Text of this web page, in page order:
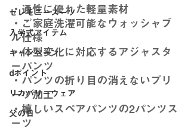
セレモニースーツ
入学式アイテム
キャンペーン
dポイント
リカバリーウェア
父の日
・通性に優れた軽量素材
・ご家庭洗濯可能なウォッシャブ
ル仕様
・体型変化に対応するアジャスタ
ーパンツ
・パンツの折り目の消えないプリ
ーツ加工
・嬉しいスペアパンツの2パンツス
ーツ